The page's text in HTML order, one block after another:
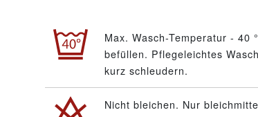
Max. Wasch-Temperatur - 40
befüllen. Pflegeleichtes
kurz schleudern.
Nicht bleichen. Nur